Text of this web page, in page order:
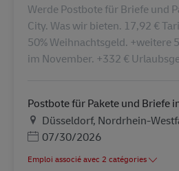
Werde Postbote für Briefe und
City. Was wir bieten. 17,92 €
50% Weihnachtsgeld. +weitere
im November. +332 €
Postbote für Pakete und Briefe
LieuDüsseldorf, Nordrhein-
Posted Date
07/30/2026
Emploi associé avec 2 catégories